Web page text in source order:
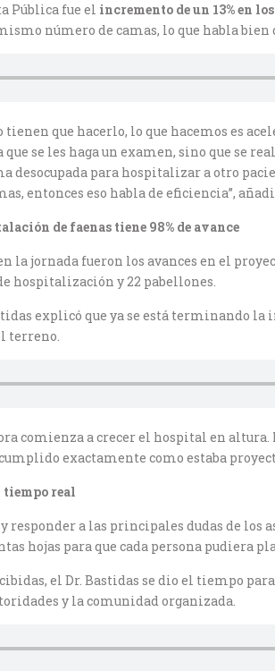
Pública fue el incremento de un 13% en
número de camas, lo que habla
tienen que hacerlo, lo que hacemos es
que se les haga un examen, sino que se
desocupada para hospitalizar a otro
entonces eso habla de eficiencia”,
de faenas tiene 98% de avance
la jornada fueron los avances en el
hospitalización y 22 pabellones.
explicó que ya se está terminando
terreno.
comienza a crecer el hospital en
exactamente como estaba
tiempo real
responder a las principales dudas de
hojas para que cada persona pudiera
el Dr. Bastidas se dio el tiempo
y la comunidad organizada.